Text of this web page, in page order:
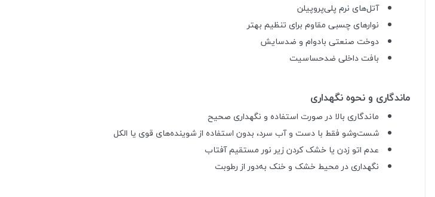
آتل‌های نرم پلی‌پروپیلن
نوارهای چسبی مقاوم برای تنظیم بهتر
دوخت صنعتی بادوام و ضدسایش
بافت داخلی ضدحساسیت
ماندگاری و نحوه نگهداری
ماندگاری بالا در صورت استفاده و نگهداری صحیح
شست‌وشو فقط با دست و آب سرد، بدون استفاده از شوینده‌های قوی یا الکل
عدم اتو زدن یا خشک کردن زیر نور مستقیم آفتاب
نگهداری در محیط خشک و خنک به‌دور از رطوبت